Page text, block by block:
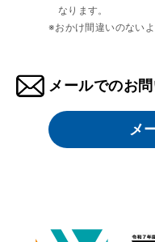
なります。
※おかけ間違いのない
メールでのお
メ